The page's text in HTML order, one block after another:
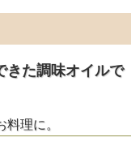
きた調味オイルで
理に。